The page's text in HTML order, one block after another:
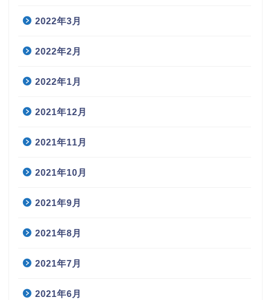
2022年3月
2022年2月
2022年1月
2021年12月
2021年11月
2021年10月
2021年9月
2021年8月
2021年7月
2021年6月